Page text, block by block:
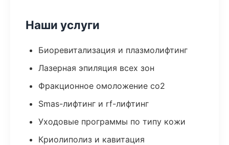
Наши услуги
Биоревитализация и плазмолифтинг
Лазерная эпиляция всех зон
Фракционное омоложение co2
Smas-лифтинг и rf-лифтинг
Уходовые программы по типу кожи
Криолиполиз и кавитация